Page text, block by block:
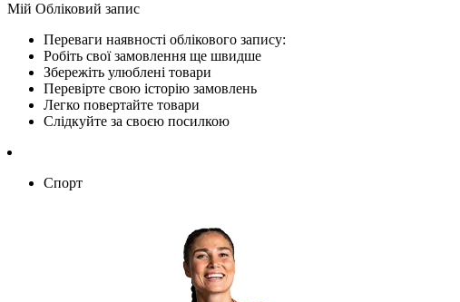
Мій Обліковий запис
Переваги наявності облікового запису:
Робіть свої замовлення ще швидше
Збережіть улюблені товари
Перевірте свою історію замовлень
Легко повертайте товари
Слідкуйте за своєю посилкою
Спорт